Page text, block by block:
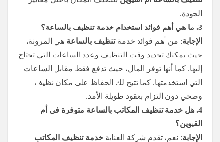
الجودة.
3. ما هي أهم فوائد استخدام خدمة تنظيف بالساعة؟
الإجابة: من أهم فوائد خدمةتنظيف بالساعة هي المرونة،
حيث يمكنك تحديد وقت التنظيف وعدد الساعات التي تحتاج
إليها. كما أنها توفر المال، حيث تدفع فقط مقابل الساعات
التي استخدمتها. كما تتيح لك الحفاظ على مكان نظيف
وصحي دون التزام بعقود طويلة الأمد.
4. هل خدمة تنظيف المكاتب بالساعة متوفرة في أم
القيوين؟
الإجابة: نعم، تقدم شركة العناية خدمة تنظيف المكاتب